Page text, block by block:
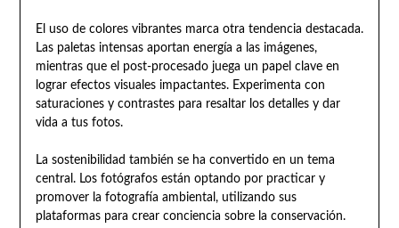
El uso de colores vibrantes marca otra tendencia destacada.
Las paletas intensas aportan energía a las imágenes,
mientras que el post-procesado juega un papel clave en
lograr efectos visuales impactantes. Experimenta con
saturaciones y contrastes para resaltar los detalles y dar
vida a tus fotos.
La sostenibilidad también se ha convertido en un tema
central. Los fotógrafos están optando por practicar y
promover la fotografía ambiental, utilizando sus
plataformas para crear conciencia sobre la conservación.